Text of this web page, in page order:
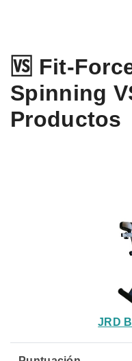
🆚 Fit-
Spinning
Productos
JRD